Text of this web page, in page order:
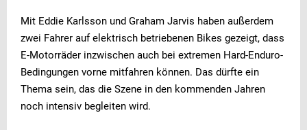
Mit Eddie Karlsson und Graham Jarvis haben außerdem
zwei Fahrer auf elektrisch betriebenen Bikes gezeigt, dass
E-Motorräder inzwischen auch bei extremen Hard-Enduro-
Bedingungen vorne mitfahren können. Das dürfte ein
Thema sein, das die Szene in den kommenden Jahren
noch intensiv begleiten wird.